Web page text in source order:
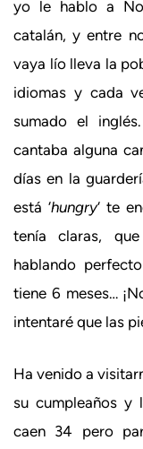
yo le hablo a
catalán, y entre
vaya lío lleva la
idiomas y cada
sumado el
cantaba alguna
días en la
está ‘hungry‘ te
tenía claras,
hablando
tiene 6 meses…
intentaré que las
Ha venido a
su cumpleaños y
caen 34 pero